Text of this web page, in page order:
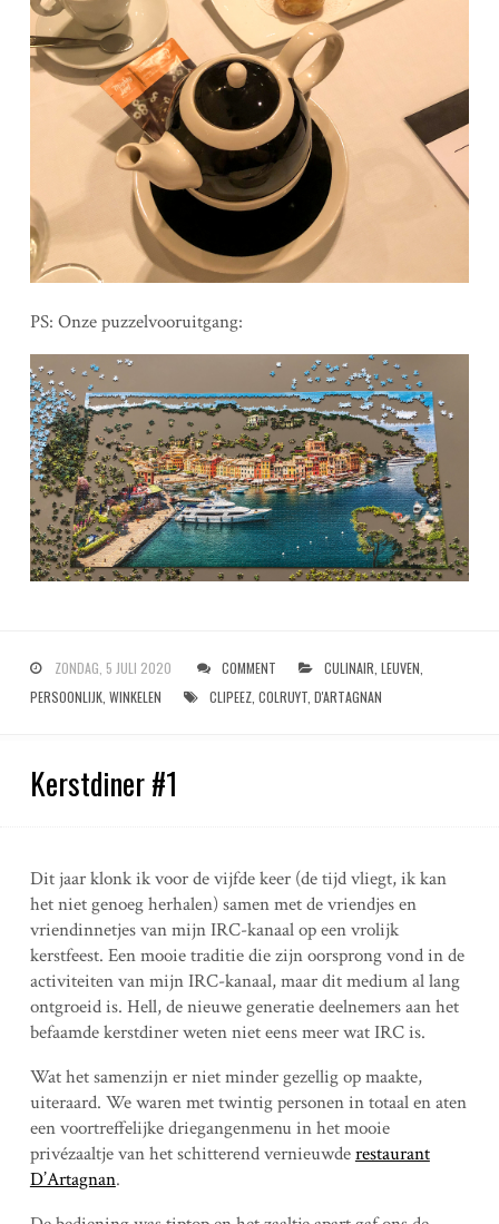
PS: Onze puzzelvooruitgang:
ZONDAG, 5 JULI 2020 COMMENT CULINAIR LEUVEN
PERSOONLIJK, WINKELEN CLIPEEZ, COLRUYT, D'ARTAGNAN
Kerstdiner #1
Dit jaar klonk ik voor de vijfde keer (de tijd vliegt, ik kan
het niet genoeg herhalen) samen met de vriendjes en
vriendinnetjes van mijn IRC-kanaal op een vrolijk
kerstfeest. Een mooie traditie die zijn oorsprong vond in de
activiteiten van mijn IRC-kanaal, maar dit medium al lang
ontgroeid is. Hell, de nieuwe generatie deelnemers aan het
befaamde kerstdiner weten niet eens meer wat IRC is.
Wat het samenzijn er niet minder gezellig op maakte,
uiteraard. We waren met twintig personen in totaal en aten
een voortreffelijke driegangenmenu in het mooie
privézaaltje van het schitterend vernieuwderestaurant
D’Artagnan.